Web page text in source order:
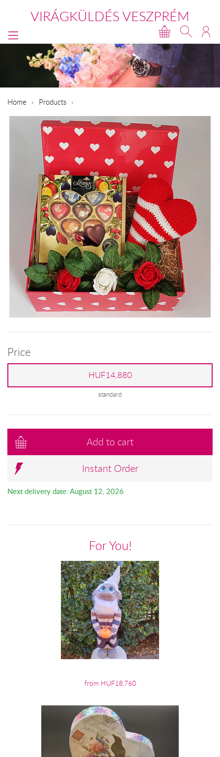
VIRÁGKÜLDÉS VESZPRÉM
Home Products
Price
HUF14,880
standard
Add to cart
Instant Order
Next delivery date: August 12, 2026
For You!
from HUF18,760